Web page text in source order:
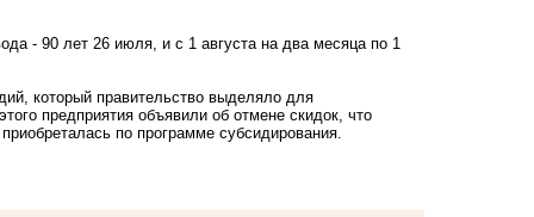
- 90 лет 26 июля, и с 1 августа на два месяца по 1
который правительство выделяло для
предприятия объявили об отмене скидок, что
по программе субсидирования.